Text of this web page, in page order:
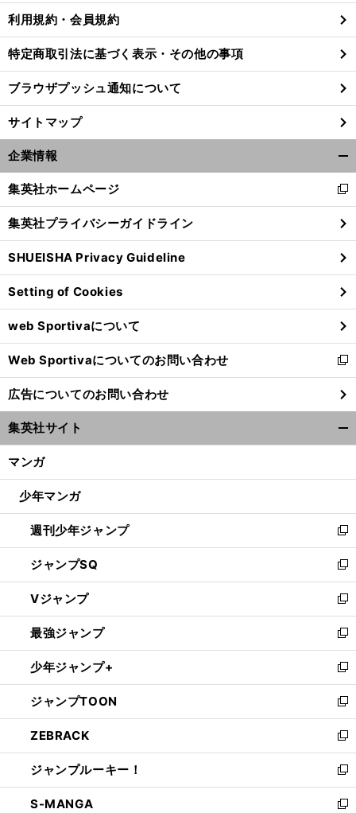
利用規約・会員規約
特定商取引法に基づく表示・その他の事項
ブラウザプッシュ通知について
サイトマップ
企業情報
閉
る
集英社ホームページ
新
し
い
ウ
ィ
ン
ド
ウ
で
開
く
集英社プライバシーガイドライン
SHUEISHA Privacy Guideline
Setting of Cookies
web Sportivaについて
Web Sportivaについてのお問い合わせ
新
し
い
ウ
ィ
ン
ウ
開
く
広告についてのお問い合わせ
集英社サイト
マンガ
少年マンガ
週刊少年ジャンプ
新
し
い
ウ
ィ
ン
ド
ウ
で
開
く
ジャンプSQ
新
し
い
ウ
ィ
ン
ド
ウ
で
開
く
Vジャンプ
新
し
い
ウ
ィ
ン
ド
ウ
で
開
く
最強ジャンプ
新
し
い
ウ
ィ
ン
ド
ウ
で
開
く
少年ジャンプ+
新
し
い
ウ
ィ
ン
ド
ウ
で
ジャンプTOON
新
し
い
ウ
ィ
ン
ド
ZEBRACK
新
し
い
ウ
ィ
ジャンプルーキー！
新
し
い
S-MANGA
新